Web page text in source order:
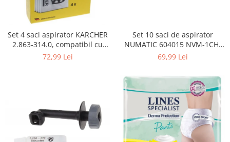
Mobila gradina & terasa
Mobila Living & Dining
Organizare si depozitare
Rafturi
Textile si covoare
Uscatoare rufe
Utilaje si materiale de constructii
Set 4 saci aspirator KARCHER
2.863-314.0, compatibil cu
WD, KWD, SE
72,99 Lei
Set 10 saci de aspirator
NUMATIC 604015 NVM-1CH,
9L
69,99 Lei